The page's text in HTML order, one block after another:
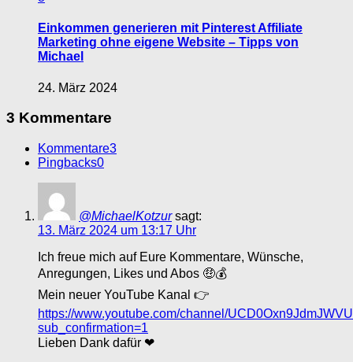
Einkommen generieren mit Pinterest Affiliate
Marketing ohne eigene Website – Tipps von
Michael
24. März 2024
3 Kommentare
Kommentare3
Pingbacks0
@MichaelKotzur sagt:
13. März 2024 um 13:17 Uhr
Ich freue mich auf Eure Kommentare, Wünsche,
Anregungen, Likes und Abos 🤑💰
Mein neuer YouTube Kanal 👉
https://www.youtube.com/channel/
sub_confirmation=1
Lieben Dank dafür ❤